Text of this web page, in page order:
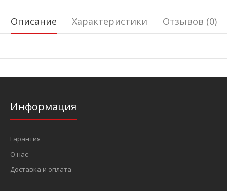
Описание Характеристики Отзывов (0)
Информация
Гарантия
О нас
Доставка и оплата